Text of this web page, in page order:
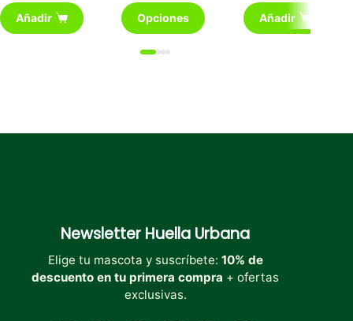
Añadir Opciones
Este
producto
múltiples
pueden
producto
Añadir
Newsletter Huella Urbana
Elige tu mascota y suscríbete: 10% de
descuento en tu primera compra + ofertas
exclusivas.